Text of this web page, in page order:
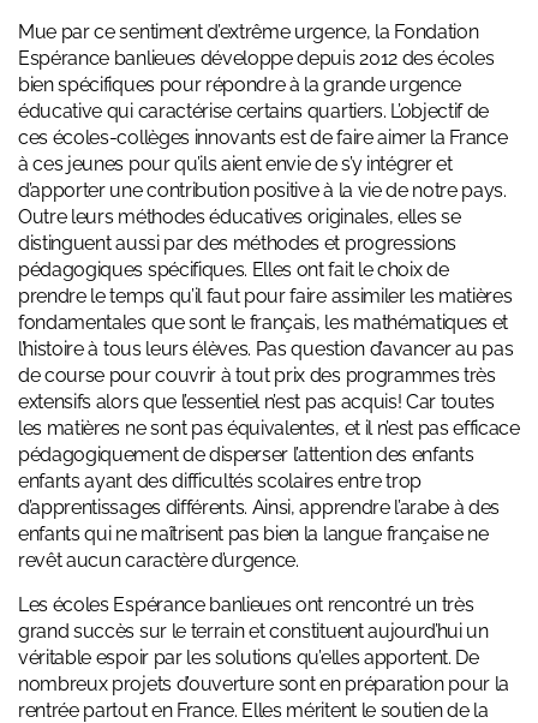
Mue par ce sentiment d’extrême urgence, la Fondation
Espérance banlieues développe depuis 2012 des écoles
bien spécifiques pour répondre à la grande urgence
éducative qui caractérise certains quartiers. L’objectif de
ces écoles-collèges innovants est de faire aimer la France
à ces jeunes pour qu’ils aient envie de s’y intégrer et
d’apporter une contribution positive à la vie de notre pays.
Outre leurs méthodes éducatives originales, elles se
distinguent aussi par des méthodes et progressions
pédagogiques spécifiques. Elles ont fait le choix de
prendre le temps qu’il faut pour faire assimiler les matières
fondamentales que sont le français, les mathématiques et
l’histoire à tous leurs élèves. Pas question d’avancer au pas
de course pour couvrir à tout prix des programmes très
extensifs alors que l’essentiel n’est pas acquis! Car toutes
les matières ne sont pas équivalentes, et il n’est pas efficace
pédagogiquement de disperser l’attention des enfants
enfants ayant des difficultés scolaires entre trop
d’apprentissages différents. Ainsi, apprendre l’arabe à des
enfants qui ne maîtrisent pas bien la langue française ne
revêt aucun caractère d’urgence.
Les écoles Espérance banlieues ont rencontré un très
grand succès sur le terrain et constituent aujourd’hui un
véritable espoir par les solutions qu’elles apportent. De
nombreux projets d’ouverture sont en préparation pour la
rentrée partout en France. Elles méritent le soutien de la